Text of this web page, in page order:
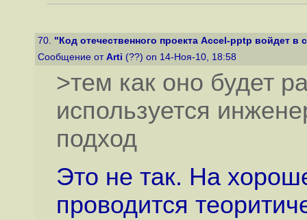
70. "Код отечественного проекта Accel-pptp войдет в
Сообщение от Arti (??) on 14-Ноя-10, 18:58
>тем как оно будет
используется
подход
Это не так. На
проводится